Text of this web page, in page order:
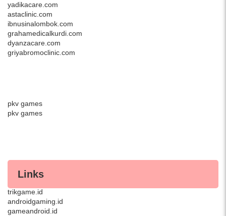
yadikacare.com
astaclinic.com
ibnusinalombok.com
grahamedicalkurdi.com
dyanzacare.com
griyabromoclinic.com
pkv games
pkv games
Links
trikgame.id
androidgaming.id
gameandroid.id